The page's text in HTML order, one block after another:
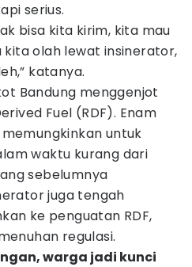
serius.
bisa kita kirim, kita mau
kita olah lewat insinerator,
katanya.
Bandung menggenjot
Fuel (RDF). Enam
untuk
waktu kurang dari
sebelumnya
juga tengah
ke penguatan RDF,
regulasi.
warga jadi kunci